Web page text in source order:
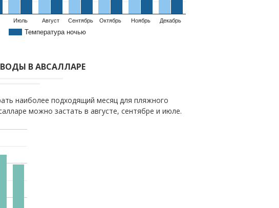
Температура ночью
Июль Август Сентябрь Октябрь Ноябрь Декабрь
В АВСАЛЛАРЕ
наиболее подходящий месяц для пляжного
можно застать в августе, сентябре и июле.